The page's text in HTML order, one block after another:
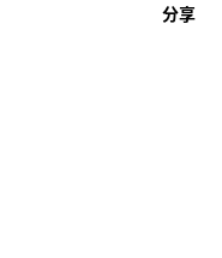
分享